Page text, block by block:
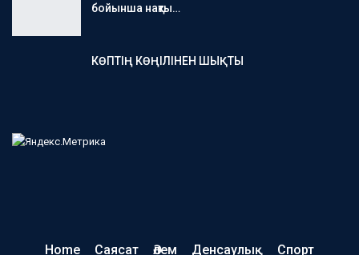
бойынша нақты…
КӨПТІҢ КӨҢІЛІНЕН ШЫҚТЫ
Home Саясат Әлем Денсаулық Спорт